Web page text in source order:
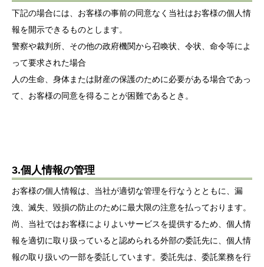
下記の場合には、お客様の事前の同意なく当社はお客様の個人情
報を開示できるものとします。
警察や裁判所、その他の政府機関から召喚状、令状、命令等によ
って要求された場合
人の生命、身体または財産の保護のために必要がある場合であっ
て、お客様の同意を得ることが困難であるとき。
3.個人情報の管理
お客様の個人情報は、当社が適切な管理を行なうとともに、漏
洩、滅失、毀損の防止のために最大限の注意を払っております。
尚、当社ではお客様によりよいサービスを提供するため、個人情
報を適切に取り扱っていると認められる外部の委託先に、個人情
報の取り扱いの一部を委託しています。委託先は、委託業務を行